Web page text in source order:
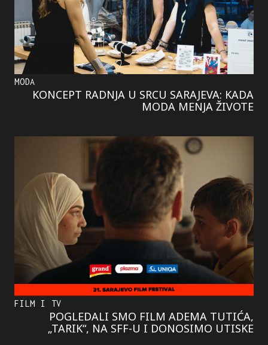
MODA
KONCEPT RADNJA U SRCU SARAJEVA: KADA
MODA MENJA ŽIVOTE
FILM I TV
POGLEDALI SMO FILM ADEMA TUTIĆA,
„TARIK“, NA SFF-U I DONOSIMO UTISKE